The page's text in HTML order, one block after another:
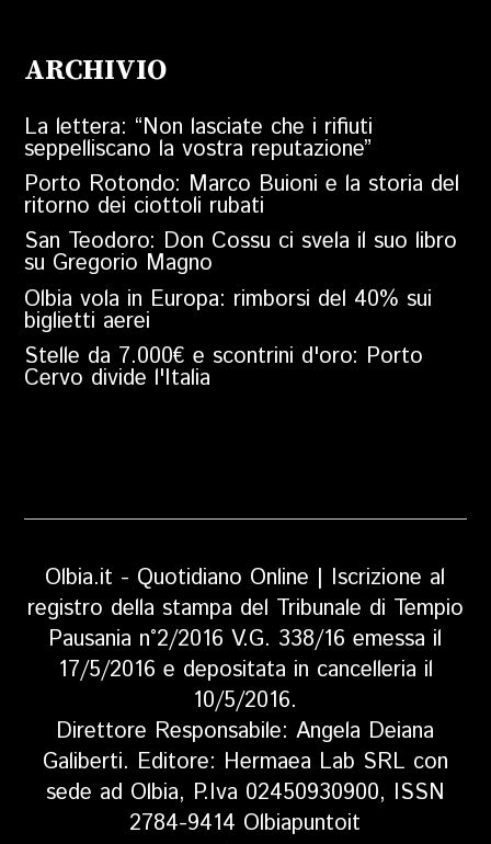
ARCHIVIO
La lettera: “Non lasciate che i rifiuti
seppelliscano la vostra reputazione”
Porto Rotondo: Marco Buioni e la storia del
ritorno dei ciottoli rubati
San Teodoro: Don Cossu ci svela il suo libro
su Gregorio Magno
Olbia vola in Europa: rimborsi del 40% sui
biglietti aerei
Stelle da 7.000€ e scontrini d'oro: Porto
Cervo divide l'Italia
Olbia.it - Quotidiano Online | Iscrizione al
registro della stampa del Tribunale di Tempio
Pausania n°2/2016 V.G. 338/16 emessa il
17/5/2016 e depositata in cancelleria il
10/5/2016.
Direttore Responsabile: Angela Deiana
Galiberti. Editore: Hermaea Lab SRL con
sede ad Olbia, P.Iva 02450930900, ISSN
2784-9414 Olbiapuntoit